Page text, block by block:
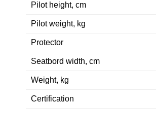
Pilot height, cm
Pilot weight, kg
Protector
Seatbord width, cm
Weight, kg
Certification